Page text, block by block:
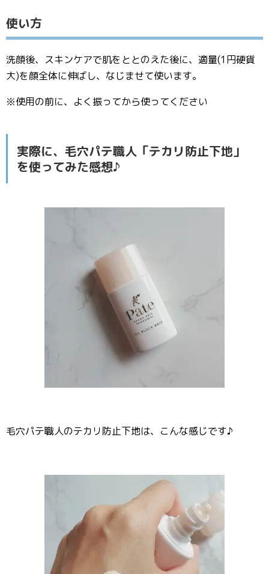
使い方
洗顔後、スキンケアで肌をととのえた後に、適量(1円硬貨
大)を顔全体に伸ばし、なじませて使います。
※使用の前に、よく振ってから使ってください
実際に、毛穴パテ職人「テカリ防止下地」
を使ってみた感想♪
毛穴パテ職人のテカリ防止下地は、こんな感じです♪